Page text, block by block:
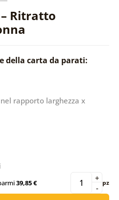
Ritratto
della carta da parati:
rapporto larghezza x
39,85 € -
+ pz